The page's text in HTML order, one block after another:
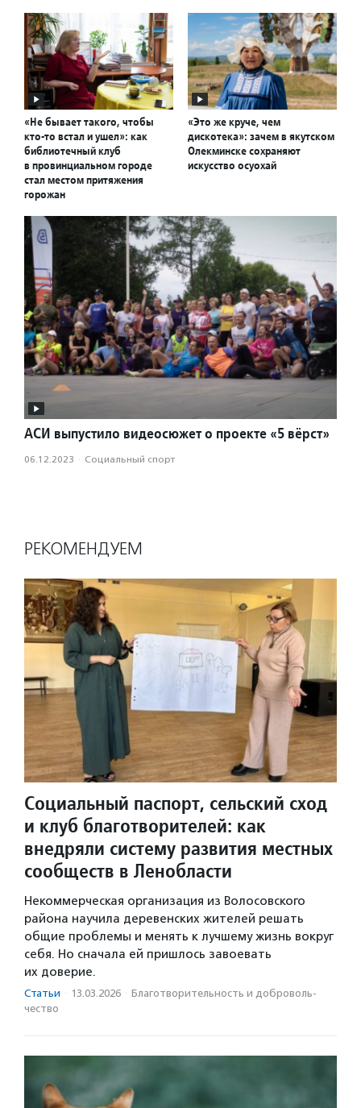
«Не бывает такого, чтобы
кто-то встал и ушел»: как
библиотечный клуб
в провинциальном городе
стал местом притяжения
горожан
«Это же круче, чем
дискотека»: зачем в якутском
Олекминске сохраняют
искусство осуохай
АСИ выпустило видеосюжет о проекте «5 вёрст»
06.12.2023 · Социальный спорт
РЕКОМЕНДУЕМ
Социальный паспорт, сельский сход
и клуб благотворителей: как
внедряли систему развития местных
сообществ в Ленобласти
Некоммерческая организация из Волосовского
района научила деревенских жителей решать
общие проблемы и менять к лучшему жизнь вокруг
себя. Но сначала ей пришлось завоевать
их доверие.
Статьи · 13.03.2026 · Благотвори­тель­ность и доброволь­
чест­во